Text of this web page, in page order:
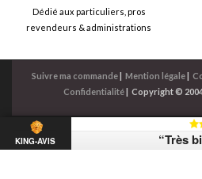
Dédié aux particuliers, pros
revendeurs & administrations
Suivre ma commande| Mention légale|
Confidentialité| Copyright ©
KING-AVIS “Très